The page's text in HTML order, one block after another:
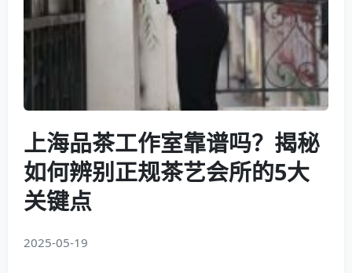
上海品茶工作室靠谱吗？揭秘
如何辨别正规茶艺会所的5大
关键点
2025-05-19